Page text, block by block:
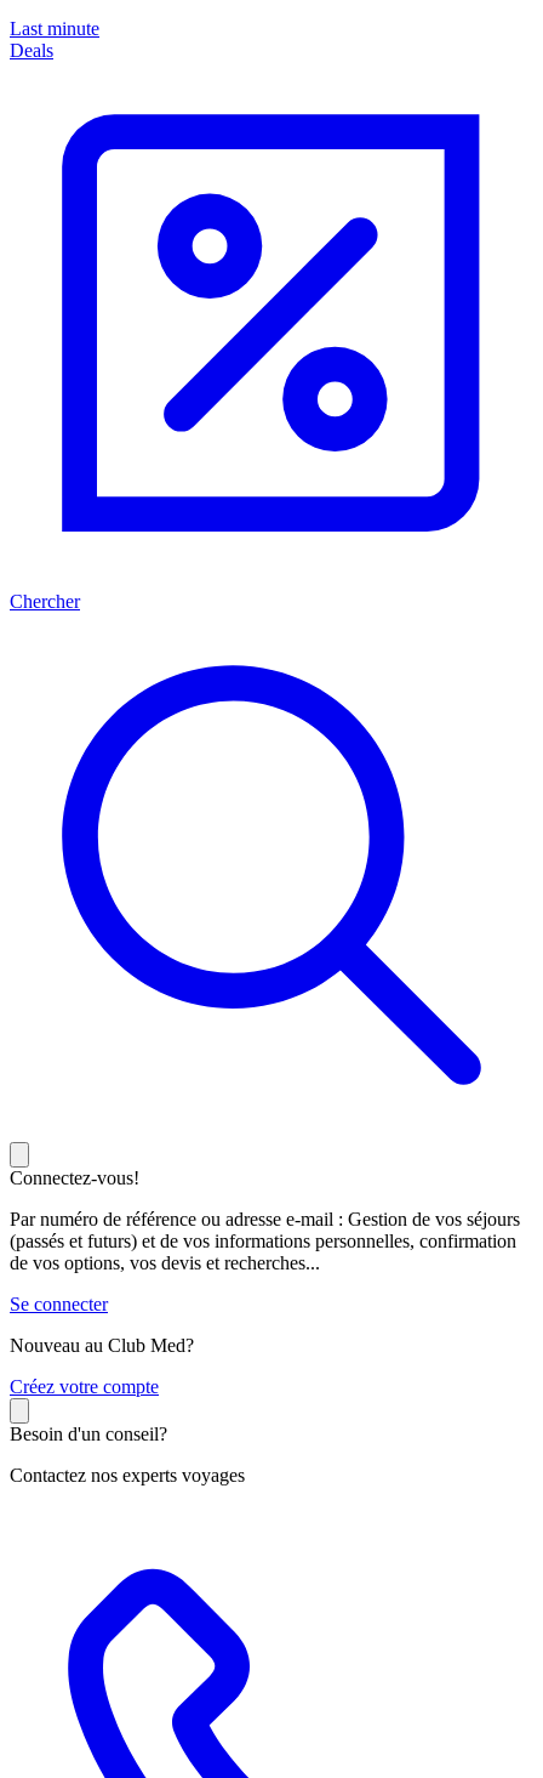
Last minute
Deals
Chercher
Connectez-vous!
Par numéro de référence ou adresse e-mail : Gestion de vos séjours
(passés et futurs) et de vos informations personnelles, confirmation
de vos options, vos devis et recherches...
Se connecter
Nouveau au Club Med?
Créez votre compte
Besoin d'un conseil?
Contactez nos experts voyages